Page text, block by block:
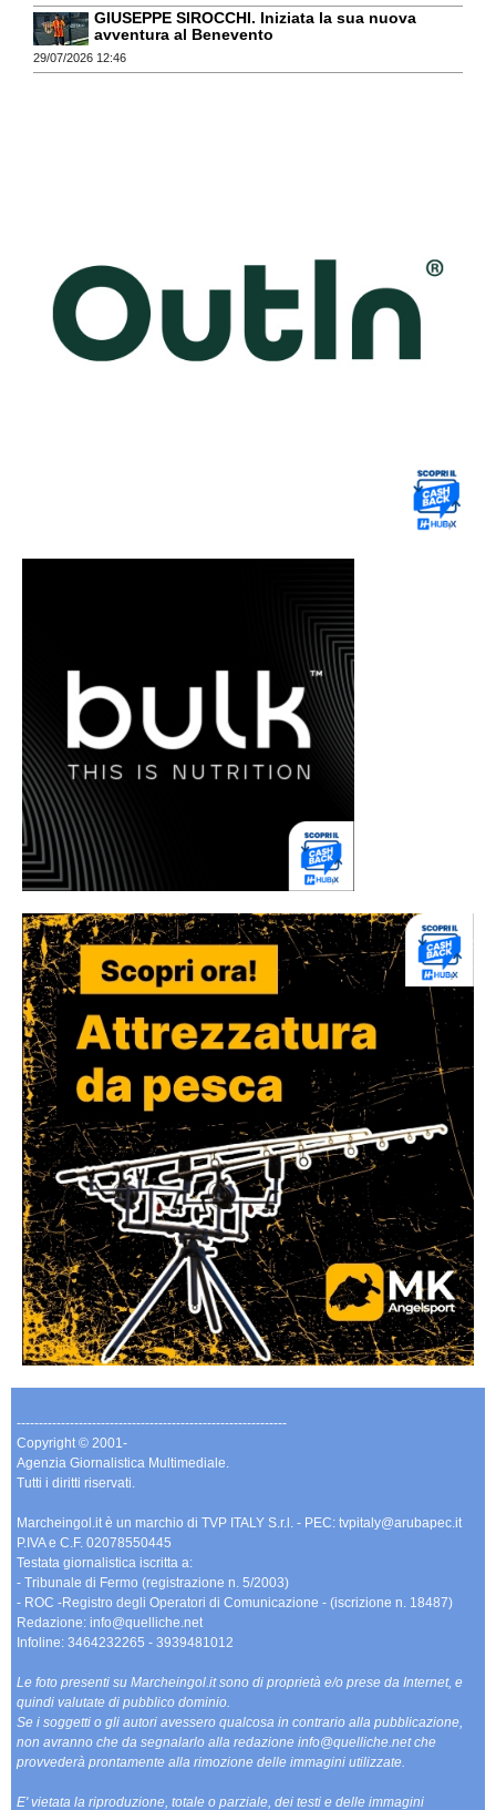
GIUSEPPE SIROCCHI. Iniziata la sua nuova
avventura al Benevento
29/07/2026 12:46
-------------------------------------------------------------
Copyright © 2001-
Agenzia Giornalistica Multimediale.
Tutti i diritti riservati.
Marcheingol.it è un marchio di TVP ITALY S.r.l. - PEC: tvpitaly@arubapec.it
P.IVA e C.F. 02078550445
Testata giornalistica iscritta a:
- Tribunale di Fermo (registrazione n. 5/2003)
- ROC -Registro degli Operatori di Comunicazione - (iscrizione n. 18487)
Redazione: info@quelliche.net
Infoline: 3464232265 - 3939481012
Le foto presenti su Marcheingol.it sono di proprietà e/o prese da Internet, e
quindi valutate di pubblico dominio.
Se i soggetti o gli autori avessero qualcosa in contrario alla pubblicazione,
non avranno che da segnalarlo alla redazione info@quelliche.net che
provvederà prontamente alla rimozione delle immagini utilizzate.
E' vietata la riproduzione, totale o parziale, dei testi e delle immagini